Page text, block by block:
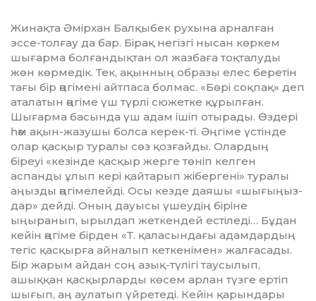
Жинақта Әмірхан Балқыбек рухына арналған
эссе-толғау да бар. Бірақ негізгі нысан көркем
шығарма болғандықтан ол жазбаға тоқталуды
жөн көрмедік. Тек, ақынның образы елес беретін
тағы бір әңгімені айтпаса болмас. «Бөрі соқпақ» деп
аталатын әңгіме үш түрлі сюжетке құрылған.
Шығарма басында үш адам ішіп отырады. Өздері
һәм ақын-жазушы болса керек-ті. Әңгіме үстінде
олар қасқыр туралы сөз қозғайды. Олардың
біреуі «кезін­де қасқыр жерге төніп келген
аспанды ұлып кері қайтарып жібергені» туралы
аңызды әңгімелейді. Осы кезде даяшы «шығыңыз­
дар» дейді. Оның дауысы үшеудің біріне
ыңыранып, ырылдап жеткендей естіледі… Бұдан
кейін әңгіме бірден «Т. қаласындағы адамдардың
тегіс қасқырға айналып кет­ке­німен» жалғасады.
Бір жарым айдан соң азық-түлігі таусылып,
ашыққан қас­қыр­ларды көсем арлан түзге ертіп
шығып, аң аулатып үйретеді. Кейін қарындары